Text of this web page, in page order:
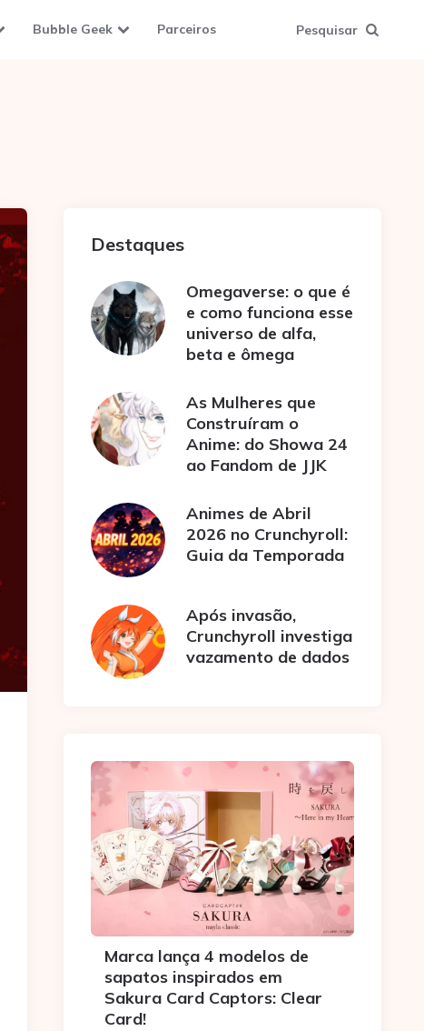
Bubble Geek Parceiros Pesquisar
Destaques
Omegaverse: o que é
e como funciona esse
universo de alfa,
beta e ômega
As Mulheres que
Construíram o
Anime: do Showa 24
ao Fandom de JJK
Animes de Abril
2026 no Crunchyroll:
Guia da Temporada
Após invasão,
Crunchyroll investiga
vazamento de dados
Marca lança 4 modelos de
sapatos inspirados em
Sakura Card Captors: Clear
Card!